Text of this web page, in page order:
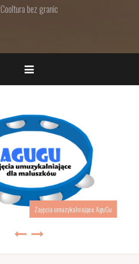
Cooltura bez granic
Zajęcia umuzykalniające AguGu